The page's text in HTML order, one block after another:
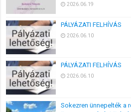
2026.06.19
PÁLYÁZATI FELHÍVÁS
2026.06.10
PÁLYÁZATI FELHÍVÁS
2026.06.10
Sokezren ünnepelték a